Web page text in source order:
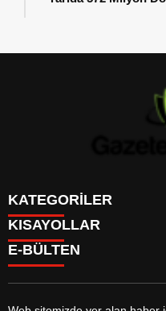
KATEGORİLER
GÜNDEM
DÜNYA
SİYASET
MAGAZİN
KISAYOLLAR
BURÇLAR
E-BÜLTEN